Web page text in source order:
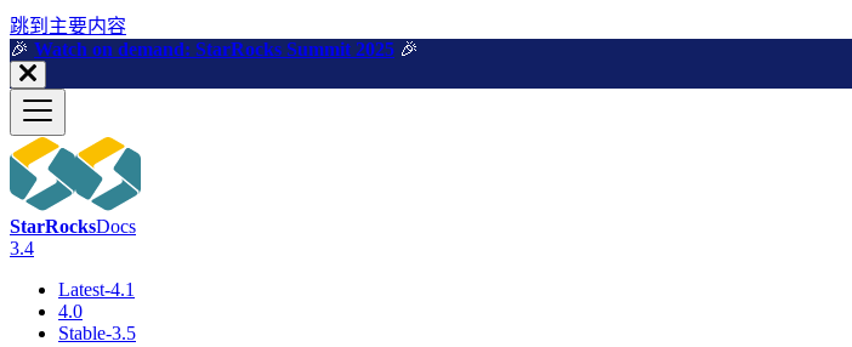
跳到主要内容
🎉️ Watch on demand: StarRocks Summit 2025 🎉️
StarRocksDocs
3.4
Latest-4.1
4.0
Stable-3.5